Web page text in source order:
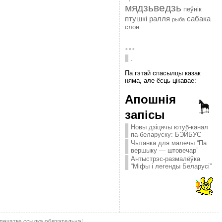
мядзьведзь пеўнік
птушкі ралля рыба сабака
слон
...
.
Па гэтай спасылцы казак
няма, але ёсць цікавае:
Апошнія
запісы
Новы дзіцячы ютуб-канал
па-беларуску: БЭЙБУС
Чытанка для малечы “Па
вершыку — штовечар”
Антыстрэс-размалёўка
“Міфы і легенды Беларусі”